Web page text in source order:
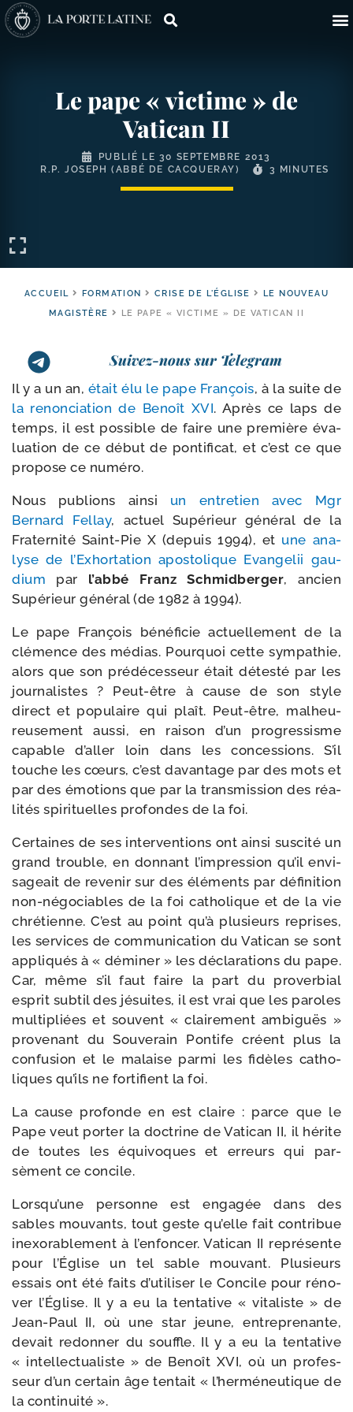
Le pape « victime » de
Vatican II
PUBLIÉ LE 30 SEPTEMBRE 2013
R.P. JOSEPH (ABBÉ DE CACQUERAY)
3 MINUTES
ACCUEIL FORMATION CRISE DE L'ÉGLISE
LE NOUVEAU
MAGISTÈRE
LE PAPE « VICTIME » DE VATICAN II
Suivez-nous sur Telegram
Il y a un an, était élu le pape François, à la suite de
la renon­cia­tion de Benoît XVI. Après ce laps de
temps, il est pos­sible de faire une pre­mière éva­
lua­tion de ce début de pon­ti­fi­cat, et c’est ce que
pro­pose ce numéro.
Nous publions ain­si un entre­tien avec Mgr
Bernard Fellay, actuel Supérieur géné­ral de la
Fraternité Saint-​Pie X (depuis 1994), et une ana­
lyse de l’Exhortation apos­to­lique Evangelii gau­
dium par l’ab­bé Franz Schmidberger, ancien
Supérieur géné­ral (de 1982 à 1994).
Le pape François béné­fi­cie actuel­le­ment de la
clé­mence des médias. Pourquoi cette sym­pa­thie,
alors que son pré­dé­ces­seur était détes­té par les
jour­na­listes ? Peut-​être à cause de son style
direct et popu­laire qui plaît. Peut-​être, mal­heu­
reu­se­ment aus­si, en rai­son d’un pro­gres­sisme
capable d’al­ler loin dans les conces­sions. S’il
touche les cœurs, c’est davan­tage par des mots et
par des émo­tions que par la trans­mis­sion des réa­
li­tés spi­ri­tuelles pro­fondes de la foi.
Certaines de ses inter­ven­tions ont ain­si sus­ci­té un
grand trouble, en don­nant l’im­pres­sion qu’il envi­
sa­geait de reve­nir sur des élé­ments par défi­ni­tion
non-​négociables de la foi catho­lique et de la vie
chré­tienne. C’est au point qu’à plu­sieurs reprises,
les ser­vices de com­mu­ni­ca­tion du Vatican se sont
appli­qués à « démi­ner » les décla­ra­tions du pape.
Car, même s’il faut faire la part du pro­ver­bial
esprit sub­til des jésuites, il est vrai que les paroles
mul­ti­pliées et sou­vent « clai­re­ment ambi­guës »
pro­ve­nant du Souverain Pontife créent plus la
confu­sion et le malaise par­mi les fidèles catho­
liques qu’ils ne for­ti­fient la foi.
La cause pro­fonde en est claire : parce que le
Pape veut por­ter la doc­trine de Vatican II, il hérite
de toutes les équi­voques et erreurs qui par­
sèment ce concile.
Lorsqu’une per­sonne est enga­gée dans des
sables mou­vants, tout geste qu’elle fait contri­bue
inexo­ra­ble­ment à l’en­fon­cer. Vatican II repré­sente
pour l’Église un tel sable mou­vant. Plusieurs
essais ont été faits d’u­ti­li­ser le Concile pour réno­
ver l’Église. Il y a eu la ten­ta­tive « vita­liste » de
Jean-​Paul II, où une star jeune, entre­pre­nante,
devait redon­ner du souffle. Il y a eu la ten­ta­tive
« intel­lec­tua­liste » de Benoît XVI, où un pro­fes­
seur d’un cer­tain âge ten­tait « l’her­mé­neu­tique de
la continuité ».